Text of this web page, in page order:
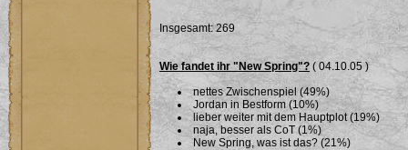
Insgesamt: 269
Wie fandet ihr "New Spring"? ( 04.10.05 )
nettes Zwischenspiel (49%)
Jordan in Bestform (10%)
lieber weiter mit dem Hauptplot (19%)
naja, besser als CoT (1%)
New Spring, was ist das? (21%)